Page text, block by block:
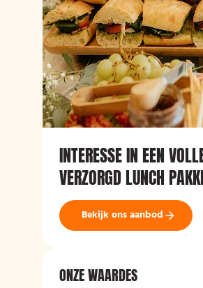
INTERESSE IN EEN
VERZORGD LUNCH
Bekijk ons aanbod
ONZE WAARDES